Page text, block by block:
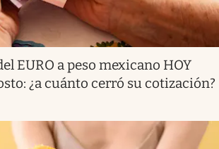
EURO a peso mexicano HOY
¿a cuánto cerró su cotización?